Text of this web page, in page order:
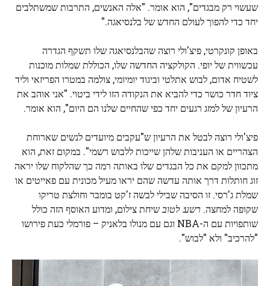
שעשוי רק מבגדים", הוא אומר. "אלה האנשים, התרבות שמשתלבים
יחד כדי להפוך לעולם החדש של בלנסיאגה."
באופן קונקרטי, פיצ'ולי רוצה שהבלנסיאגה שלו תשקף הגדרה
עכשווית של יופי. הקולקציה החדשה שלו, הכוללת שמלות מוכנות
לשטיח אדום, לבוש אתלטי וביגוד יומיומי, צולמה במטרו הפריזאי וליד
ציוד חדר כושר כדי להביא את הנקודה הזו לידי ביטוי. "אני אוהב את
הרעיון של למזג רגעים יחד כפי שהחיים שלנו הם היום", הוא אומר.
פיצ'ולי רוצה לבטל את הרעיון ש"עקבים מיועדים לנשים שארוחת
הצהריים או העניבות שלהן שייכות ללבוש רשמי". במקום זאת, הוא
מתכוון למקם את כל הבגדים שלו באותה רמה כך שהלקוח שלו יראה
זוג חותלות דרך אותה עדשה שהם יראו מעיל מכונית עם פאייטים או
שמלת ג'רסי. זו הסיבה שבילי לבשה ז'קט בומבר וחולצת טריקו
שקופה למחצה. רשע: לטובשיחת צילום, ומדוע האוסף הזה כולל
שותפויות עם ה-NBA וגם עם מנולו בלאניק – פורמלי כעת פירושו
"להרכיב" ולא "לבוש".